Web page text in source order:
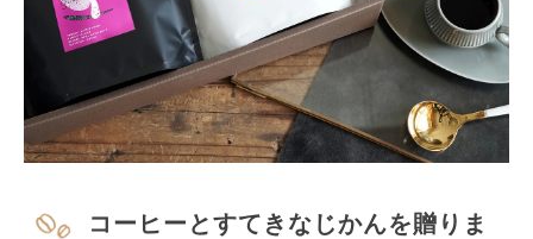
コーヒーとすてきなじかんを贈りま